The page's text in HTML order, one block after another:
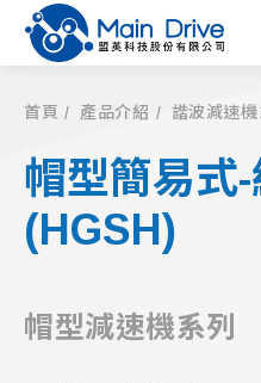
首頁 產品介紹 諧波減速機
帽型簡易式
(HGSH)
帽型減速機系列